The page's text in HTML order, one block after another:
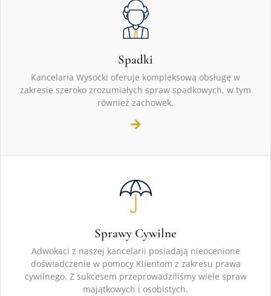
Spadki
Kancelaria Wysocki oferuje kompleksową obsługę w
zakresie szeroko zrozumiałych spraw spadkowych, w tym
również zachowek.
Sprawy Cywilne
Adwokaci z naszej kancelarii posiadają nieocenione
doświadczenie w pomocy Klientom z zakresu prawa
cywilnego. Z sukcesem przeprowadziliśmy wiele spraw
majątkowych i osobistych.